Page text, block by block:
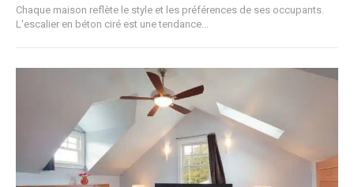
Chaque maison reflète le style et les préférences de ses occupants.
L'escalier en béton ciré est une tendance...